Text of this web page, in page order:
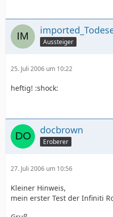
Aussteiger
25. Juli 2006 um 10:22
heftig! :shock:
docbrown
Eroberer
27. Juli 2006 um 10:56
Kleiner Hinweis,
mein erster Test der Infiniti